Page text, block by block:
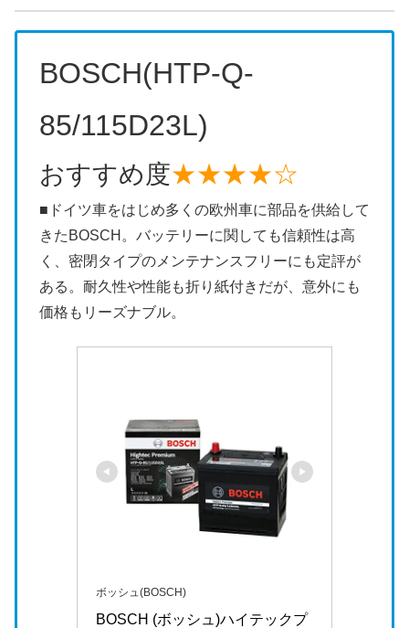
BOSCH(HTP-Q-
85/115D23L)
おすすめ度★★★★☆
■ドイツ車をはじめ多くの欧州車に部品を供給して
きたBOSCH。バッテリーに関しても信頼性は高
く、密閉タイプのメンテナンスフリーにも定評が
ある。耐久性や性能も折り紙付きだが、意外にも
価格もリーズナブル。
ボッシュ(BOSCH)
BOSCH (ボッシュ)ハイテックプ